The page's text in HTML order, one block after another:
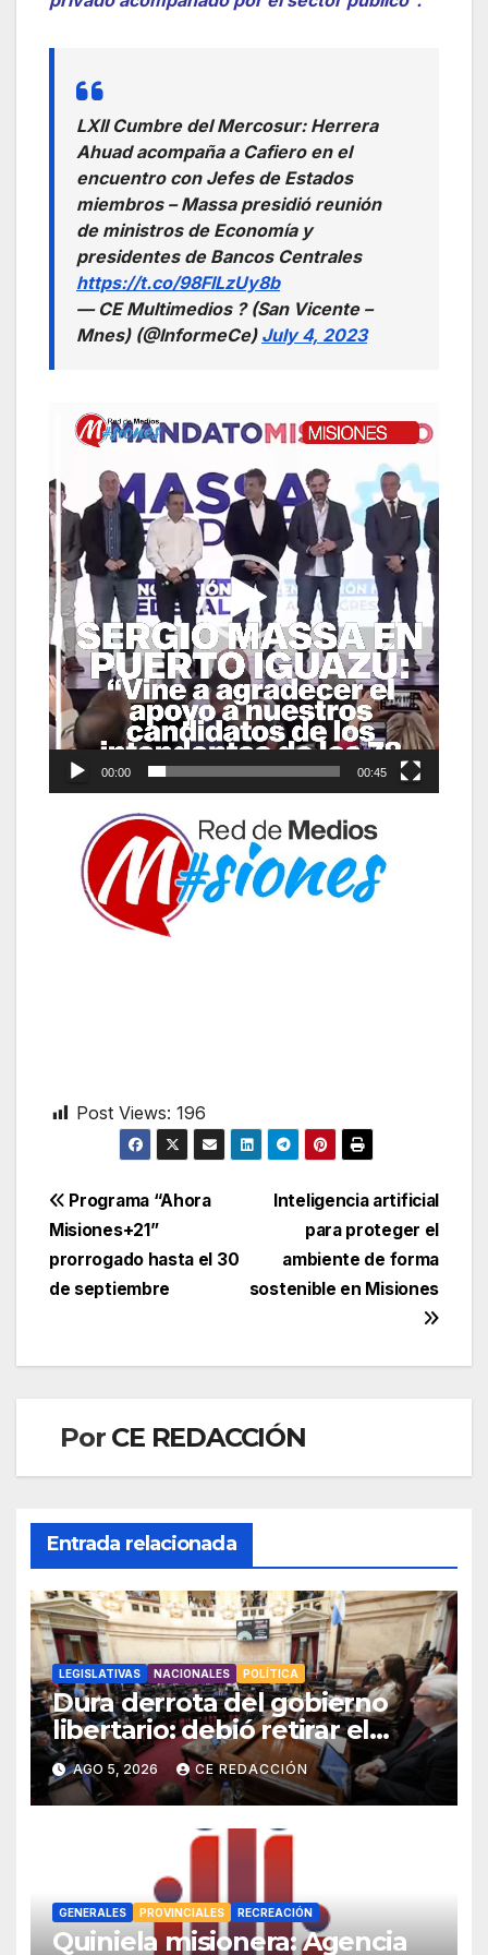
LXII Cumbre del Mercosur: Herrera
Ahuad acompaña a Cafiero en el
encuentro con Jefes de Estados
miembros – Massa presidió reunión
de ministros de Economía y
presidentes de Bancos Centrales
https://t.co/98FlLzUy8b
— CE Multimedios ? (San Vicente –
Mnes) (@InformeCe) July 4, 2023
Reproductor
vídeo
00:00 00:45
Post Views: 196
Navegación
de
entradas
Inteligencia artificial
para proteger el
ambiente de forma
sostenible en Misiones
Programa “Ahora
Misiones+21”
prorrogado hasta el 30
de septiembre
Por CE REDACCIÓN
Entrada relacionada
LEGISLATIVAS NACIONALES POLÍTICA
Dura derrota del gobierno
libertario: debió retirar el
capítulo de extranjerización
de tierras por falta de votos
AGO 5, 2026 CE REDACCIÓN
GENERALES PROVINCIALES RECREACIÓN
Quiniela misionera: Agencia